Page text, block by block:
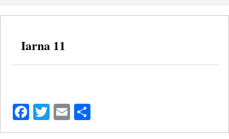
Iarna 11
Facebook
Twitter
Email